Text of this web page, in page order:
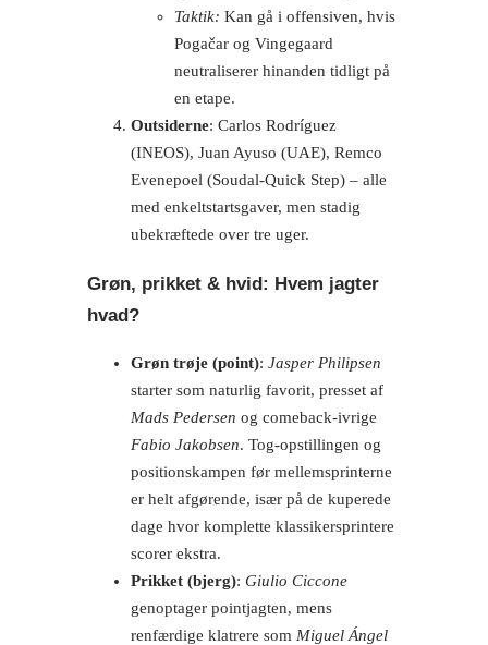
Taktik: Kan gå i offensiven, hvis
Pogačar og Vingegaard
neutraliserer hinanden tidligt på
en etape.
Outsiderne: Carlos Rodríguez
(INEOS), Juan Ayuso (UAE), Remco
Evenepoel (Soudal-Quick Step) – alle
med enkeltstartsgaver, men stadig
ubekræftede over tre uger.
Grøn, prikket & hvid: Hvem jagter
hvad?
Grøn trøje (point): Jasper Philipsen
starter som naturlig favorit, presset af
Mads Pedersen og comeback-ivrige
Fabio Jakobsen. Tog-opstillingen og
positionskampen før mellemsprinterne
er helt afgørende, især på de kuperede
dage hvor komplette klassikersprintere
scorer ekstra.
Prikket (bjerg): Giulio Ciccone
genoptager pointjagten, mens
renfærdige klatrere som Miguel Ángel